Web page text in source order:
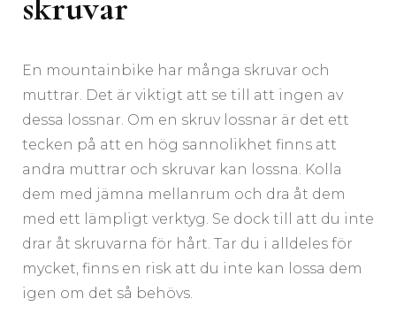
En mountainbike har många skruvar och
muttrar. Det är viktigt att se till att ingen av
dessa lossnar. Om en skruv lossnar är det ett
tecken på att en hög sannolikhet finns att
andra muttrar och skruvar kan lossna. Kolla
dem med jämna mellanrum och dra åt dem
med ett lämpligt verktyg. Se dock till att du inte
drar åt skruvarna för hårt. Tar du i alldeles för
mycket, finns en risk att du inte kan lossa dem
igen om det så behövs.